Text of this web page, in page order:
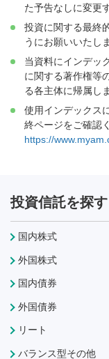
た予告なしに変更
投資に関する最終
うにお願いいたし
当資料にインデッ
に関する著作権等
る各主体に帰属し
使用インデックス
終ページをご確認
https://
投資信託を探す
国内株式
外国株式
国内債券
外国債券
リート
バランス型その他